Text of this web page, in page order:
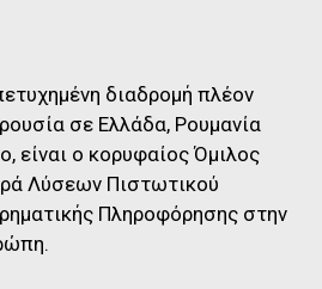
διαδρομή πλέον
σε Ελλάδα, Ρουμανία
είναι ο κορυφαίος Όμιλος
Λύσεων Πιστωτικού
Πληροφόρησης στην